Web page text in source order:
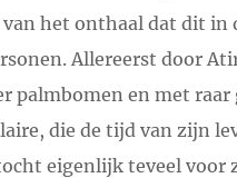
het onthaal dat dit in
Allereerst door
en met raar
die de tijd van zijn
eigenlijk teveel